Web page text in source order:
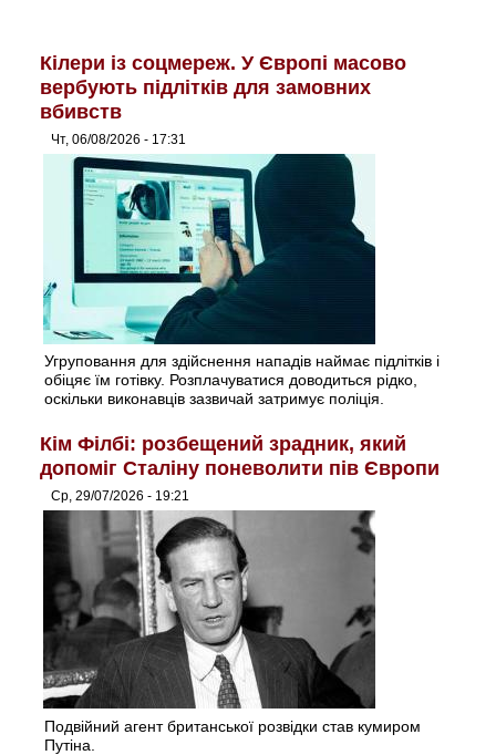
Кілери із соцмереж. У Європі масово
вербують підлітків для замовних
вбивств
Чт, 06/08/2026 - 17:31
Угруповання для здійснення нападів наймає підлітків і
обіцяє їм готівку. Розплачуватися доводиться рідко,
оскільки виконавців зазвичай затримує поліція.
Кім Філбі: розбещений зрадник, який
допоміг Сталіну поневолити пів Європи
Ср, 29/07/2026 - 19:21
Подвійний агент британської розвідки став кумиром
Путіна.